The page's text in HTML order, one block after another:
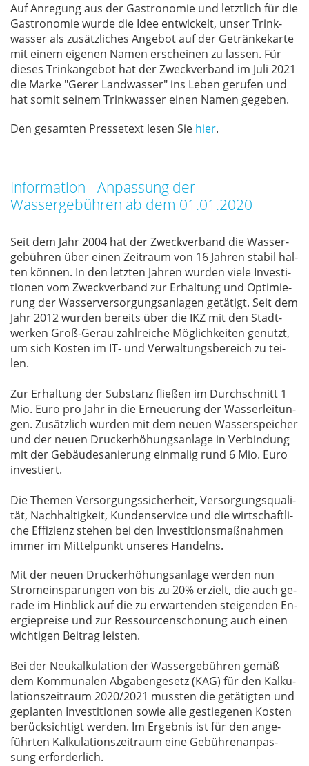
Auf An­re­gung aus der Gas­tro­no­mie und letzt­lich für die
Gas­tro­no­mie wur­de die Idee ent­wi­ckelt, un­ser Trink­
was­ser als zu­sätz­li­ches An­ge­bot auf der Ge­trän­ke­kar­te
mit ei­nem ei­ge­nen Na­men er­schei­nen zu las­sen. Für
die­ses Trink­an­ge­bot hat der Zweck­ver­band im Juli 2021
die Mar­ke "Ge­rer Land­was­ser" ins Le­ben ge­ru­fen und
hat so­mit sei­nem Trink­was­ser ei­nen Na­men ge­ge­ben.
Den ge­sam­ten Pres­se­text le­sen Sie hier.
Information - Anpassung der
Wassergebühren ab dem 01.01.2020
Seit dem Jahr 2004 hat der Zweck­ver­band die Was­ser­
ge­büh­ren über ei­nen Zeit­raum von 16 Jah­ren sta­bil hal­
ten kön­nen. In den letz­ten Jah­ren wur­den vie­le In­ves­ti­
tio­nen vom Zweck­ver­band zur Er­hal­tung und Op­ti­mie­
rung der Was­ser­ver­sor­gungs­an­la­gen ge­tä­tigt. Seit dem
Jahr 2012 wur­den be­reits über die IKZ mit den Stadt­
wer­ken Groß-Gerau zahl­rei­che Mög­lich­kei­ten ge­nutzt,
um sich Kos­ten im IT- und Ver­wal­tungs­be­reich zu tei­
len.
Zur Er­hal­tung der Sub­stanz flie­ßen im Durch­schnitt 1
Mio. Euro pro Jahr in die Er­neue­rung der Was­ser­lei­tun­
gen. Zu­sätz­lich wur­den mit dem neu­en Was­ser­spei­cher
und der neu­en Druck­erhö­hungs­an­la­ge in Ver­bin­dung
mit der Ge­bäu­de­sa­nie­rung ein­ma­lig rund 6 Mio. Euro
in­ves­tiert.
Die The­men Ver­sor­gungs­si­cher­heit, Ver­sor­gungs­qua­li­
tät, Nach­hal­tig­keit, Kun­den­ser­vice und die wirt­schaft­li­
che Ef­fi­zi­enz ste­hen bei den In­ves­ti­ti­ons­maß­nah­men
im­mer im Mit­tel­punkt un­se­res Han­delns.
Mit der neu­en Druck­erhö­hungs­an­la­ge wer­den nun
Strom­ein­spa­run­gen von bis zu 20% er­zielt, die auch ge­
ra­de im Hin­blick auf die zu er­war­ten­den stei­gen­den En­
er­gie­prei­se und zur Res­sour­cen­scho­nung auch ei­nen
wich­ti­gen Bei­trag leis­ten.
Bei der Neu­kal­ku­la­ti­on der Was­ser­ge­büh­ren ge­mäß
dem Kom­mu­na­len Ab­ga­ben­ge­setz (KAG) für den Kal­ku­
la­ti­ons­zeit­raum 2020/​2021 muss­ten die ge­tä­tig­ten und
ge­plan­ten In­ves­ti­tio­nen so­wie alle ge­stie­ge­nen Kos­ten
be­rück­sich­tigt wer­den. Im Er­geb­nis ist für den an­ge­
führ­ten Kal­ku­la­ti­ons­zeit­raum eine Ge­büh­ren­an­pas­
sung er­for­der­lich.